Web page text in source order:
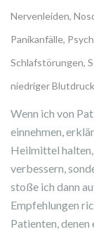
Nervenleiden,
Panikanfälle,
Schlafstörungen,
niedriger Blutdruck
Wenn ich von
einnehmen,
Heilmittel
verbessern,
stoße ich dann
Empfehlungen
Patienten,